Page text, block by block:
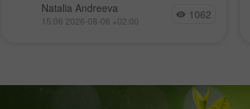
ธุรกิจปัญญาประดิษฐ์ (AI) และความคาด
หวังต่อข้อตกลงระหว่างสหรัฐฯ–อิหร่าน
ประกอบการบริษัทจดทะเบียนที่
แข็งแกร่ง และสัญญาณการผ่อนคลาย
Natalia Andreeva
15:06 2026-08-06 +02:00 1062